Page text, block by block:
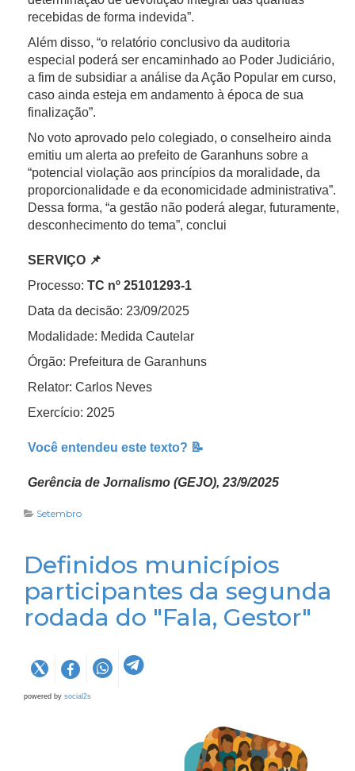
recebidas de forma indevida”.
Além disso, “o relatório conclusivo da auditoria
especial poderá ser encaminhado ao Poder Judiciário,
a fim de subsidiar a análise da Ação Popular em curso,
caso ainda esteja em andamento à época de sua
finalização”.
No voto aprovado pelo colegiado, o conselheiro ainda
emitiu um alerta ao prefeito de Garanhuns sobre a
“potencial violação aos princípios da moralidade, da
proporcionalidade e da economicidade administrativa”.
Dessa forma, “a gestão não poderá alegar, futuramente,
desconhecimento do tema”, conclui
SERVIÇO 📌
Processo: TC nº 25101293-1
Data da decisão: 23/09/2025
Modalidade: Medida Cautelar
Órgão: Prefeitura de Garanhuns
Relator: Carlos Neves
Exercício: 2025
Você entendeu este texto? 📝
Gerência de Jornalismo (GEJO), 23/9/2025
Setembro
Definidos municípios
participantes da segunda
rodada do "Fala, Gestor"
powered by social2s